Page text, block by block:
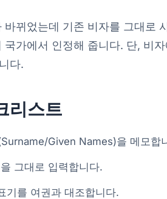
뀌었는데 기존 비자를 그대로
가에서 인정해 줍니다. 단, 비
다.
리스트
Given Names)을 메모합
그대로 입력합니다.
기를 여권과 대조합니다.